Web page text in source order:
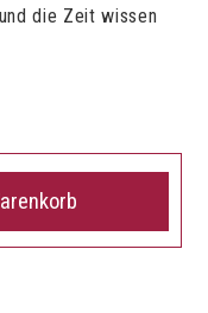
die Zeit wissen